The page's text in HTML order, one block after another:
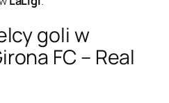
goli w
FC – Real